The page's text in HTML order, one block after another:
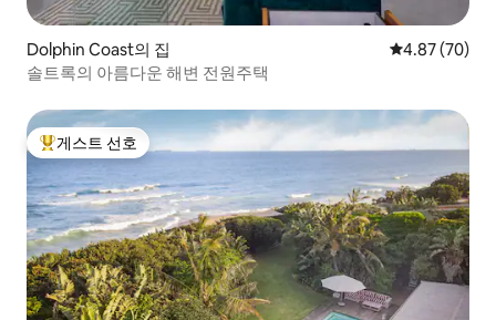
Dolphin Coast의 집 평점 4.87점(5
4.87 (70)
솔트록의 아름다운 해변 전원주택
상위 게스트 선호
게스트 선호